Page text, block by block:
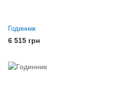
Годинник
6 515 грн